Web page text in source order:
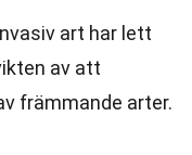
art har lett
av att
främmande arter.